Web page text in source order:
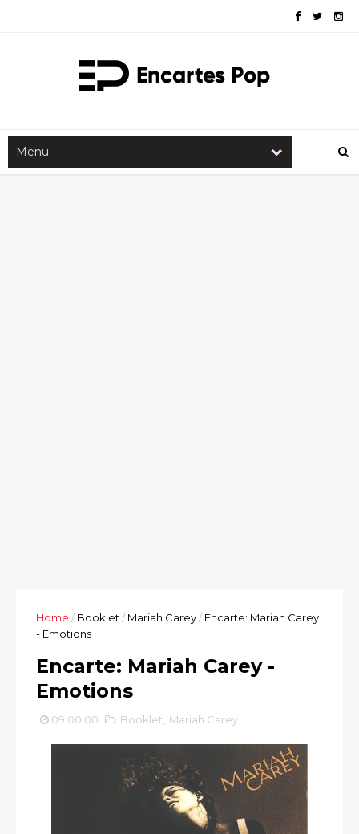
Home / Booklet / Mariah Carey/ Encarte: Mariah Carey
- Emotions
Encarte: Mariah Carey -
Emotions
09:00:00 Booklet Mariah Carey